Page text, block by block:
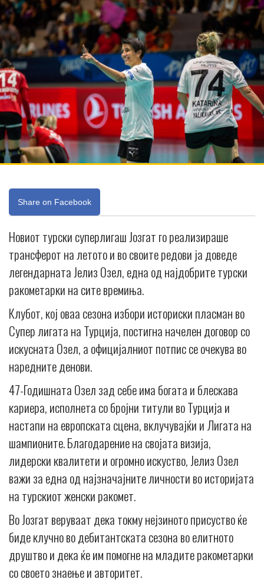
Share on Facebook
Новиот турски суперлигаш Јозгат го реализираше
трансферот на летото и во своите редови ја доведе
легендарната Јелиз Озел, една од најдобрите турски
ракометарки на сите времиња.
Клубот, кој оваа сезона избори историски пласман во
Супер лигата на Турција, постигна начелен договор со
искусната Озел, а официјалниот потпис се очекува во
наредните денови.
47-Годишната Озел зад себе има богата и блескава
кариера, исполнета со бројни титули во Турција и
настапи на европската сцена, вклучувајќи и Лигата на
шампионите. Благодарение на својата визија,
лидерски квалитети и огромно искуство, Јелиз Озел
важи за една од најзначајните личности во историјата
на турскиот женски ракомет.
Во Јозгат веруваат дека токму нејзиното присуство ќе
биде клучно во дебитантската сезона во елитното
друштво и дека ќе им помогне на младите ракометарки
со своето знаење и авторитет.